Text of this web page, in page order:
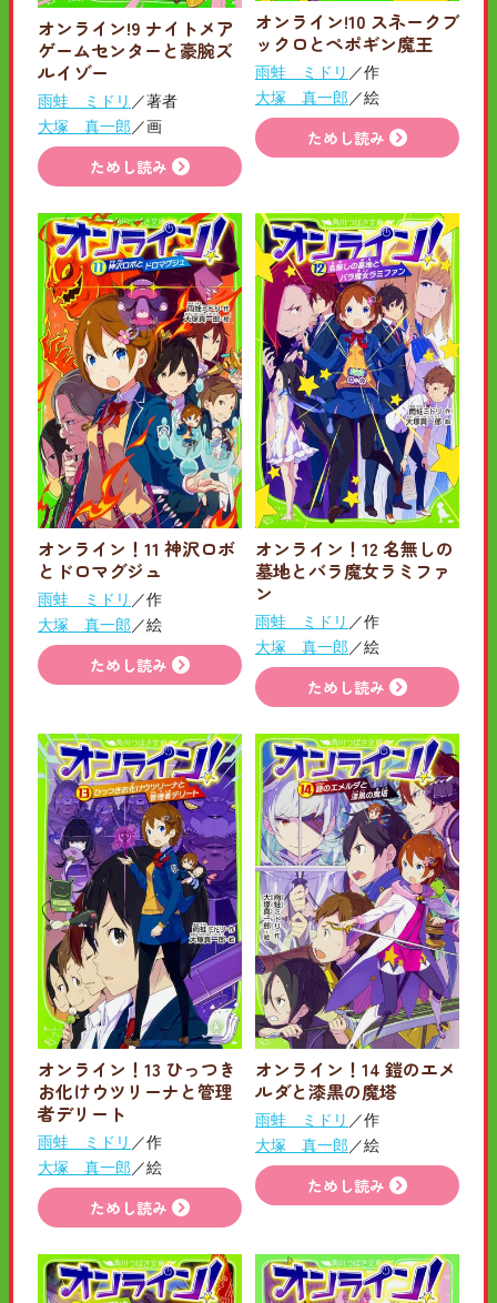
オンライン!9 ナイトメア
ゲームセンターと豪腕ズ
ルイゾー
雨蛙 ミドリ ／著者
大塚 真一郎 ／画
ためし読み
オンライン!10 スネークブ
ックロとペポギン魔王
雨蛙 ミドリ ／作
大塚 真一郎 ／絵
ためし読み
オンライン！11 神沢ロボ
とドロマグジュ
雨蛙 ミドリ ／作
大塚 真一郎 ／絵
ためし読み
オンライン！12 名無しの
墓地とバラ魔女ラミファ
ン
雨蛙 ミドリ ／作
大塚 真一郎 ／絵
ためし読み
オンライン！13 ひっつき
お化けウツリーナと管理
者デリート
雨蛙 ミドリ ／作
大塚 真一郎 ／絵
ためし読み
オンライン！14 鎧のエメ
ルダと漆黒の魔塔
雨蛙 ミドリ ／作
大塚 真一郎 ／絵
ためし読み